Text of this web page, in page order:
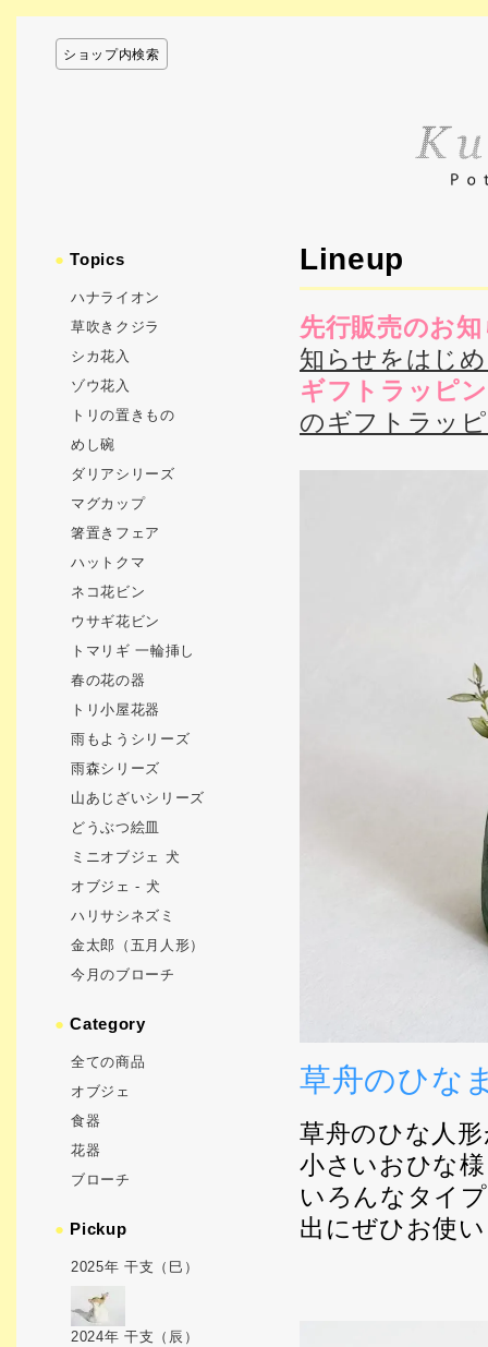
ショップ内検索
Lineup
先行販売のお
知らせをはじ
ギフトラッピ
のギフトラッ
草舟のひな
草舟のひな人
小さいおひな
いろんなタイ
出にぜひお使
●Topics
ハナライオン
草吹きクジラ
シカ花入
ゾウ花入
トリの置きもの
めし碗
ダリアシリーズ
マグカップ
箸置きフェア
ハットクマ
ネコ花ビン
ウサギ花ビン
トマリギ 一輪挿し
春の花の器
トリ小屋花器
雨もようシリーズ
雨森シリーズ
山あじざいシリーズ
どうぶつ絵皿
ミニオブジェ 犬
オブジェ - 犬
ハリサシネズミ
金太郎（五月人形）
今月のブローチ
●Category
全ての商品
オブジェ
食器
花器
ブローチ
● Pickup
2025年 干支（巳）
2024年 干支（辰）